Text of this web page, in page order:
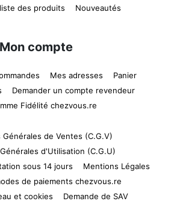
des produits
Nouveautés
Mon compte
Mes adresses
Panier
Demander un compte revendeur
Fidélité chezvous.re
de Ventes (C.G.V)
d'Utilisation (C.G.U)
sous 14 jours
Mentions Légales
de paiements chezvous.re
et cookies
Demande de SAV